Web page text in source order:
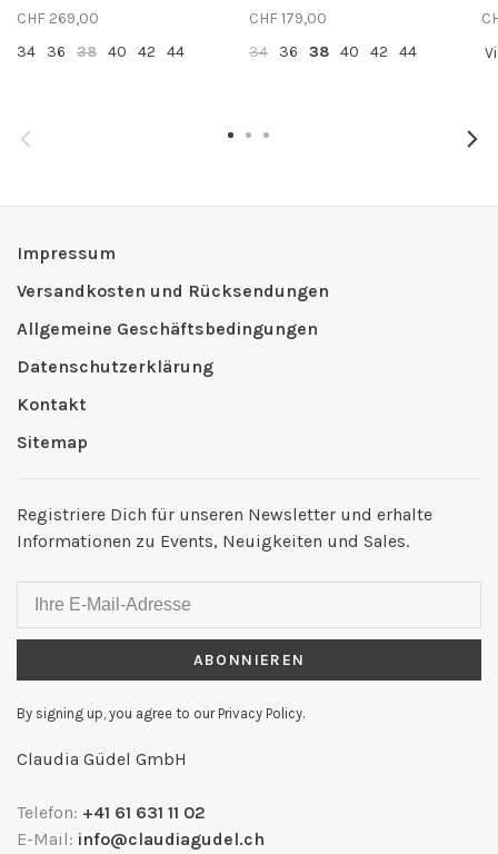
CHF 269,00
34
36 38 40 42 44
CHF 179,00
34
36 38 40 42 44
Impressum
Versandkosten und Rücksendungen
Allgemeine Geschäftsbedingungen
Datenschutzerklärung
Kontakt
Sitemap
Registriere Dich für unseren Newsletter und erhalte
Informationen zu Events, Neuigkeiten und Sales.
ABONNIEREN
By signing up, you agree to our Privacy Policy.
Claudia Güdel GmbH
Telefon: +41 61 631 11 02
E-Mail: info@claudiagudel.ch